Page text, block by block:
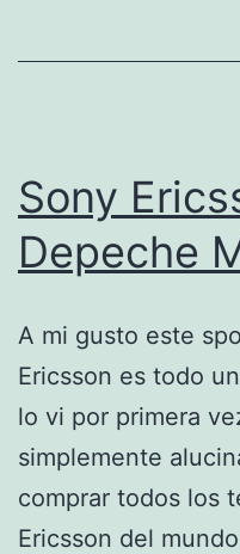
Sony
Depeche
A mi gusto este
Ericsson es todo
lo vi por primera
simplemente
comprar todos los
Ericsson del